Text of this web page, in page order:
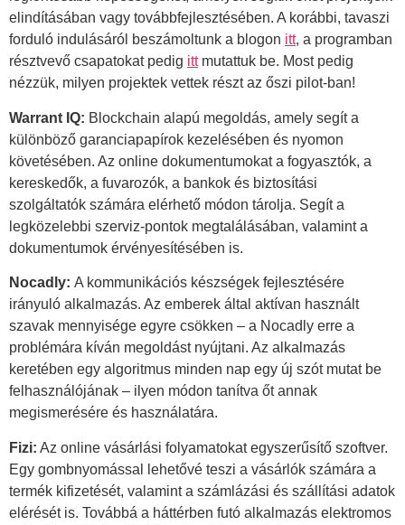
elindításában vagy továbbfejlesztésében. A korábbi, tavaszi
forduló indulásáról beszámoltunk a blogon itt, a programban
résztvevő csapatokat pedig ittmutattuk be. Most pedig
nézzük, milyen projektek vettek részt az őszi pilot-ban!
Warrant IQ: Blockchain alapú megoldás, amely segít a
különböző garanciapapírok kezelésében és nyomon
követésében. Az online dokumentumokat a fogyasztók, a
kereskedők, a fuvarozók, a bankok és biztosítási
szolgáltatók számára elérhető módon tárolja. Segít a
legközelebbi szerviz-pontok megtalálásában, valamint a
dokumentumok érvényesítésében is.
Nocadly: A kommunikációs készségek fejlesztésére
irányuló alkalmazás. Az emberek által aktívan használt
szavak mennyisége egyre csökken – a Nocadly erre a
problémára kíván megoldást nyújtani. Az alkalmazás
keretében egy algoritmus minden nap egy új szót mutat be
felhasználójának – ilyen módon tanítva őt annak
megismerésére és használatára.
Fizi: Az online vásárlási folyamatokat egyszerűsítő szoftver.
Egy gombnyomással lehetővé teszi a vásárlók számára a
termék kifizetését, valamint a számlázási és szállítási adatok
elérését is. Továbbá a háttérben futó alkalmazás elektromos